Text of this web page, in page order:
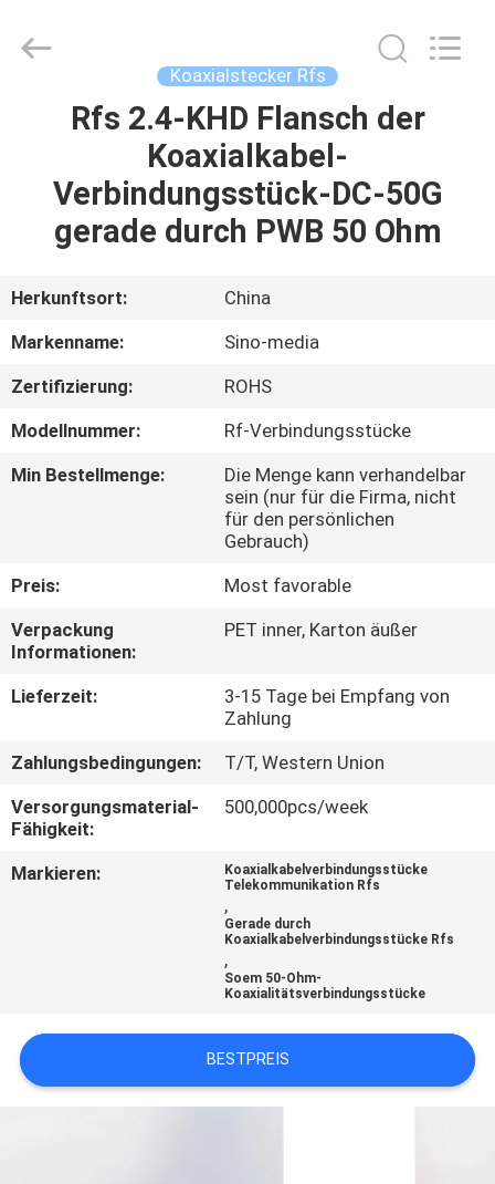
PRODUKTE
VIDEOS
UNS
WERKSBESICHTIGUNG
QUALITÄTSKONTROLLE
KONTAKT
MIT
UNS
NEUIGKEITEN
RECHTSSACHEN
SITEMAP
Ltd..
Koaxialstecker Rfs
Rfs 2.4-KHD Flansch der
Koaxialkabel-
Verbindungsstück-DC-50G
gerade durch PWB 50 Ohm
Herkunftsort:
China
Markenname:
Sino-media
Zertifizierung:
ROHS
Modellnummer:
Rf-Verbindungsstücke
Min Bestellmenge:
Die Menge kann verhandelbar
sein (nur für die Firma, nicht
für den persönlichen
Gebrauch)
Preis:
Most favorable
Verpackung
Informationen:
PET inner, Karton äußer
Lieferzeit:
3-15 Tage bei Empfang von
Zahlung
Zahlungsbedingungen:
T/T, Western Union
Versorgungsmaterial-
Fähigkeit:
500,000pcs/week
Markieren:
Koaxialkabelverbindungsstücke
Telekommunikation Rfs
,
Gerade durch
Koaxialkabelverbindungsstücke Rfs
,
Soem 50-Ohm-
Koaxialitätsverbindungsstücke
BESTPREIS